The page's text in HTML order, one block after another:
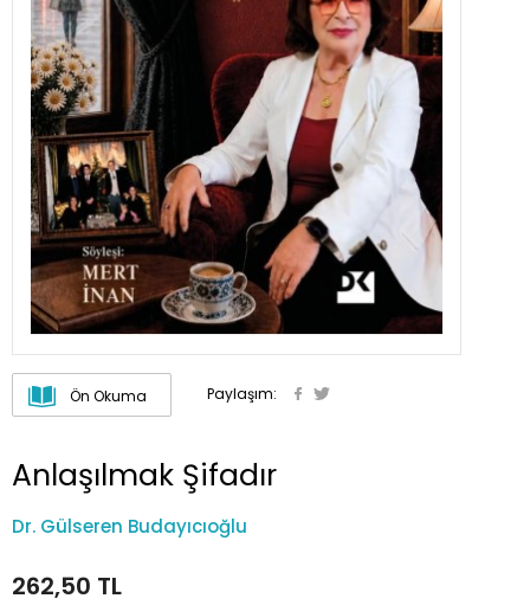
Ön Okuma Paylaşım:
Anlaşılmak Şifadır
Dr. Gülseren Budayıcıoğlu
262,50 TL